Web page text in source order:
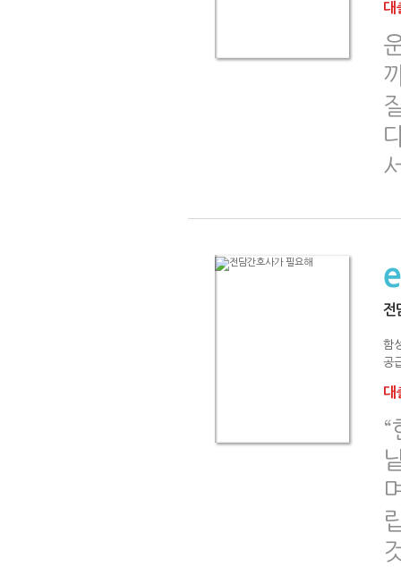
대
전
함
공
대